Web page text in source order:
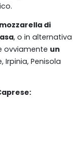
di
, o in alternativa
ovviamente un
Irpinia, Penisola